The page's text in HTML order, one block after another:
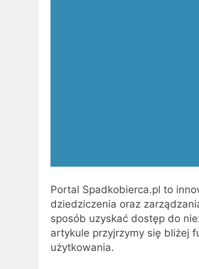
Portal Spadkobierca.pl to
dziedziczenia oraz
sposób uzyskać dostęp do
artykule przyjrzymy się bliżej
użytkowania.